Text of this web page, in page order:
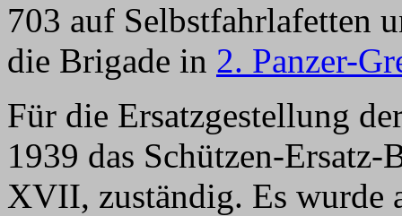
703 auf Selbstfahrlafetten
die Brigade in 2. Panzer-
Für die Ersatzgestellung
1939 das Schützen-
XVII, zuständig. Es wurde